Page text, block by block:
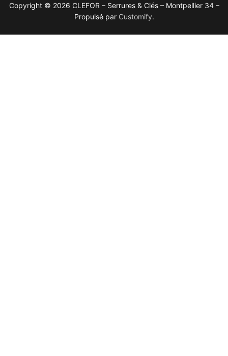
Copyright © 2026 CLEFOR – Serrures & Clés – Montpellier 34 –
Propulsé par Customify.